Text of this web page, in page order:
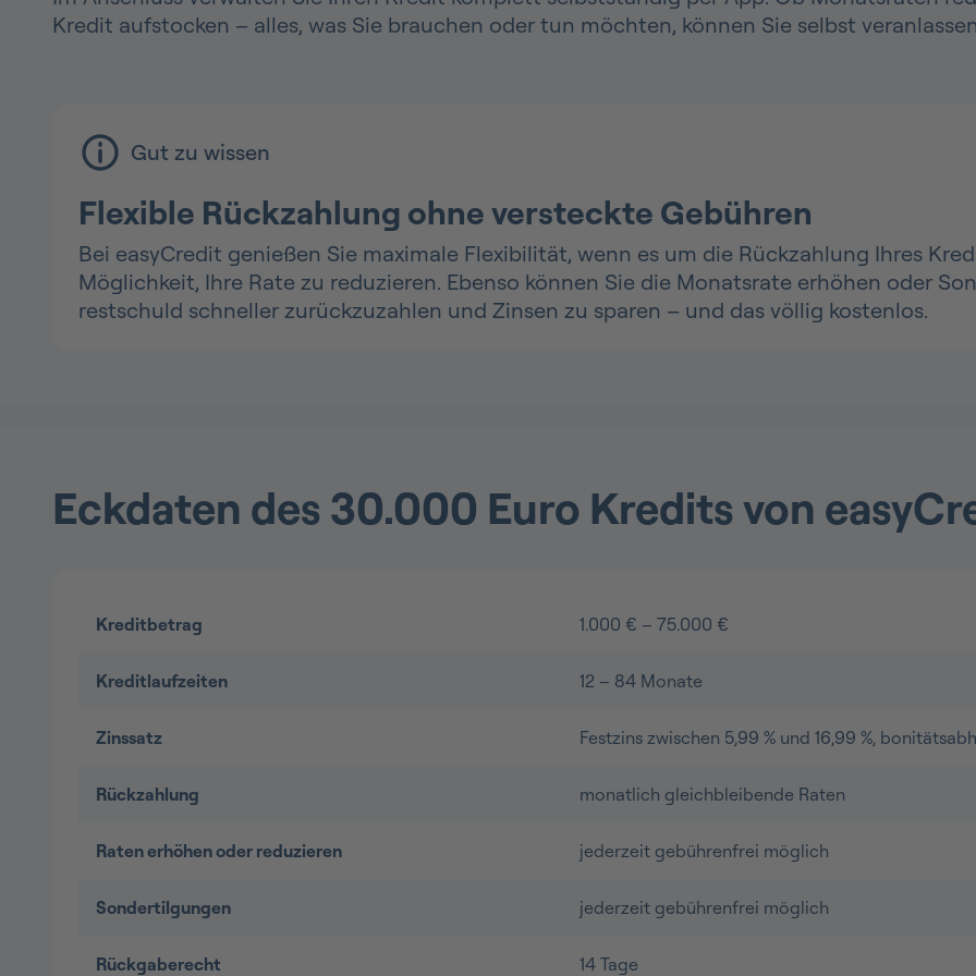
Kredit aufstocken – alles, was Sie brauchen oder tun möchten, können Sie selbst
Gut zu wissen
Flexible Rückzahlung ohne versteckte Gebühren
Bei easyCredit genießen Sie maximale Flexibilität, wenn es um die Rückzahlung Ihres
Möglichkeit, Ihre Rate zu reduzieren. Ebenso können Sie die Monatsrate erhöhen oder
restschuld schneller zurückzuzahlen und Zinsen zu sparen – und das völlig kostenlos.
Eckdaten des 30.000 Euro Kredits von
Kreditbetrag 1.000 € – 75.000 €
Kreditlaufzeiten 12 – 84 Monate
Zinssatz Festzins zwischen 5,99 % und 16,99 %,
Rückzahlung monatlich gleichbleibende Raten
Raten erhöhen oder reduzieren jederzeit gebührenfrei möglich
Sondertilgungen jederzeit gebührenfrei möglich
Rückgaberecht 14 Tage